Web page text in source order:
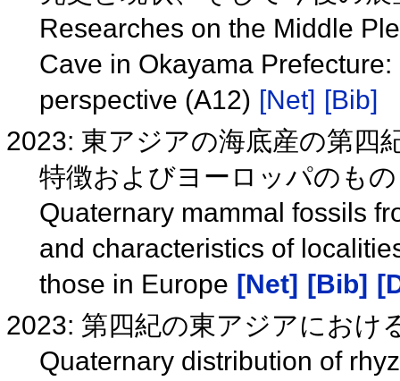
Researches on the Middle
Cave in Okayama
perspective (A12) [Net] [Bib]
2023: 東アジアの海底産の第四
特徴およびヨーロッパのも
Quaternary mammal fossils
and characteristics of
those in Europe [Net] [Bib]
2023: 第四紀の東アジアにおけ
Quaternary distribution of